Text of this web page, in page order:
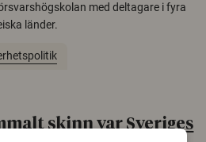
med deltagare i fyra
länder.
skinn var Sveriges